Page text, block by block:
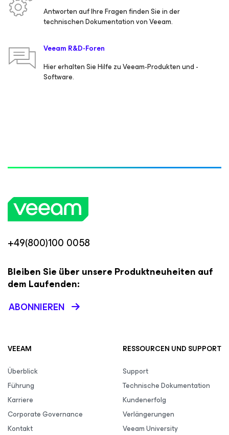
Antworten auf Ihre Fragen finden Sie in der
technischen Dokumentation von Veeam.
Veeam R&D-Foren
Hier erhalten Sie Hilfe zu Veeam-Produkten und -
Software.
+49(800)100 0058
Bleiben Sie über unsere Produktneuheiten auf
dem Laufenden:
ABONNIEREN
VEEAM
Überblick
Führung
Karriere
Corporate Governance
Kontakt
RESSOURCEN UND SUPPORT
Support
Technische Dokumentation
Kundenerfolg
Verlängerungen
Veeam University